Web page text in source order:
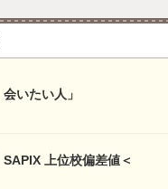
いたい人」
上位校偏差値＜